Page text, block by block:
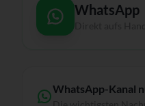
WhatsApp
WhatsApp-Kanal